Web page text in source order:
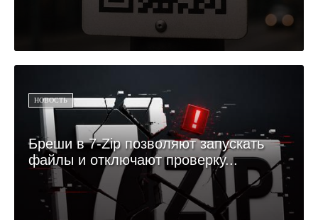
НОВОСТЬ
Бреши в 7-Zip позволяют запускать
файлы и отключают проверку...